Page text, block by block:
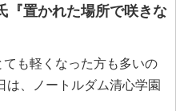
『置かれた場所で咲きな
も軽くなった方も多いの
は、ノートルダム清心学園